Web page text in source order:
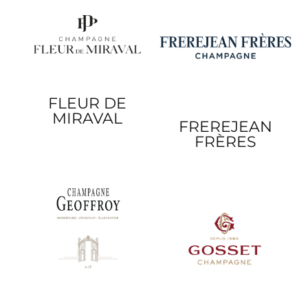
FLEUR DE
MIRAVAL
FREREJEAN
FRÈRES